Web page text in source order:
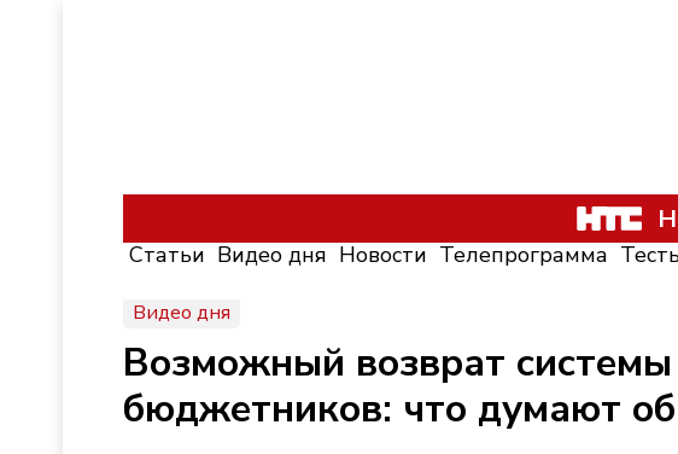
Статьи Видео дня Новости Телепрограмма
Видео дня
Возможный возврат
бюджетников: что думают